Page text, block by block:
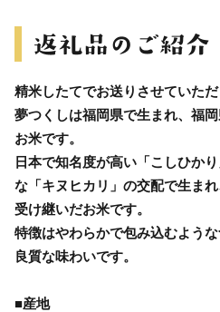
精米したてでお送りさせていただ
夢つくしは福岡県で生まれ、福
お米です。
日本で知名度が高い「こしひか
な「キヌヒカリ」の交配で生ま
受け継いだお米です。
特徴はやわらかで包み込むよう
良質な味わいです。
■産地